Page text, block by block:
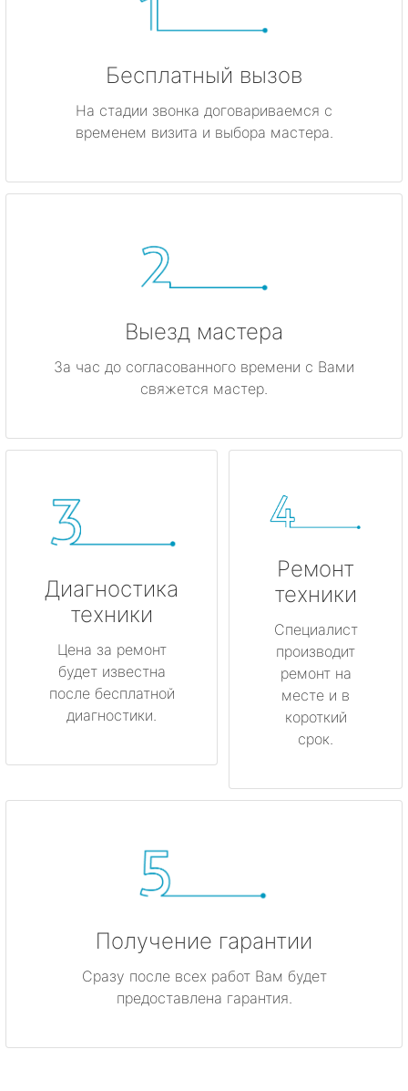
Бесплатный вызов
На стадии звонка договариваемся с
временем визита и выбора мастера.
Выезд мастера
За час до согласованного времени с Вами
свяжется мастер.
Диагностика
техники
Цена за ремонт
будет известна
после бесплатной
диагностики.
Ремонт
техники
Специалист
производит
ремонт на
месте и в
короткий
срок.
Получение гарантии
Сразу после всех работ Вам будет
предоставлена гарантия.